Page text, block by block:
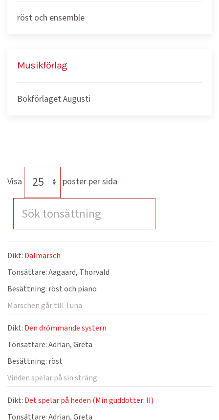
röst och ensemble
Musikförlag
Bokförlaget Augusti
Visa poster per sida
Dikt: Dalmarsch
Tonsättare:Aagaard, Thorvald
Besättning: röst och piano
Marschen går till Tuna
Dikt: Den drömmande systern
Tonsättare:Adrian, Greta
Besättning: röst
Vinden spelar på sin sträng
Dikt: Det spelar på heden (Min guddotter: II)
Tonsättare:Adrian, Greta